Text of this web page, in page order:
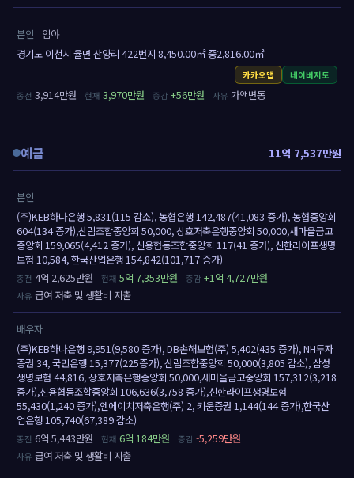
본인
임야
경기도 이천시 율면 산양리 422번지 8,450.00㎡ 중2,816.00㎡
카카오맵 네이버지도
3,914만원 3,970만원 +56만원 가액변동
예금 11억 7,537만원
본인
(주)KEB하나은행 5,831(115 감소), 농협은행 142,487(41,083 증가), 농협중앙회
604(134 증가),산림조합중앙회 50,000, 상호저축은행중앙회 50,000,새마을금고
중앙회 159,065(4,412 증가), 신용협동조합중앙회 117(41 증가), 신한라이프생명
보험 10,584, 한국산업은행 154,842(101,717 증가)
4억 2,625만원
5억 7,353만원
+1억 4,727만원
급여 저축 및 생활비 지출
배우자
(주)KEB하나은행 9,951(9,580 증가), DB손해보험(주) 5,402(435 증가), NH투자
증권 34, 국민은행 15,377(225증가), 산림조합중앙회 50,000(3,805 감소), 삼성
생명보험 44,816, 상호저축은행중앙회 50,000,새마을금고중앙회 157,312(3,218
증가),신용협동조합중앙회 106,636(3,758 증가),신한라이프생명보험
55,430(1,240 증가),엔에이치저축은행(주) 2, 키움증권 1,144(144 증가),한국산
업은행 105,740(67,389 감소)
6억 5,443만원
6억 184만원
-5,259만원
급여 저축 및 생활비 지출